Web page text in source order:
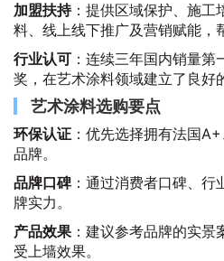
加盟扶持：提供区域保护、施工
料、线上线下推广及营销赋能，
行业认可 ：连续三年国内销量
奖，在艺术涂料领域建立了良好
艺术涂料选购要点
环保认证 ：优先选择拥有法国
品牌。
品牌口碑：通过消费者口碑、行
牌实力。
产品效果 ：建议参考品牌的实
受上墙效果。